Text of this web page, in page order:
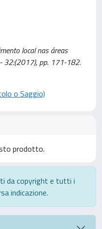
local nas áreas
32:(2017), pp. 171-182.
o Saggio)
prodotto.
da copyright e tutti i
indicazione.